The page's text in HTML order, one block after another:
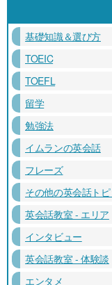
基礎知識＆選び方
TOEIC
TOEFL
留学
勉強法
イムランの英会話
フレーズ
その他の英会話トピ
英会話教室 - エリア
インタビュー
英会話教室 - 体験談
エンタメ